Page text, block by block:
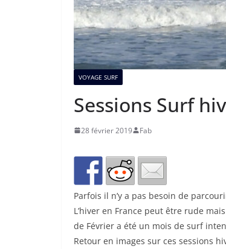
VOYAGE SURF
Sessions Surf
28 février 2019 Fab
Parfois il n’y a pas besoin de
L’hiver en France peut être rude
de Février a été un mois de surf
Retour en images sur ces sessions